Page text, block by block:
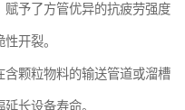
予了方管优异的抗疲劳强度
开裂。
含颗粒物料的输送管道或溜槽
长设备寿命。